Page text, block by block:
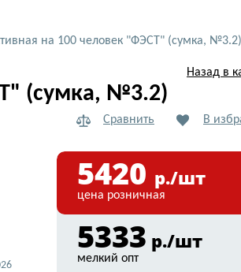
на 100 человек "ФЭСТ" (сумка, №3.2)
(сумка, №3.2)
Назад в
Сравнить В
5420 р./шт
цена розничная
5333 р./шт
мелкий опт